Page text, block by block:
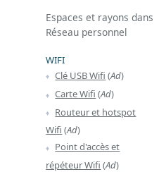
Espaces et rayons dans
Réseau personnel
WIFI
Clé USB Wifi (Ad)
Carte Wifi (Ad)
Routeur et hotspot
Wifi (Ad)
Point d'accès et
répéteur Wifi (Ad)